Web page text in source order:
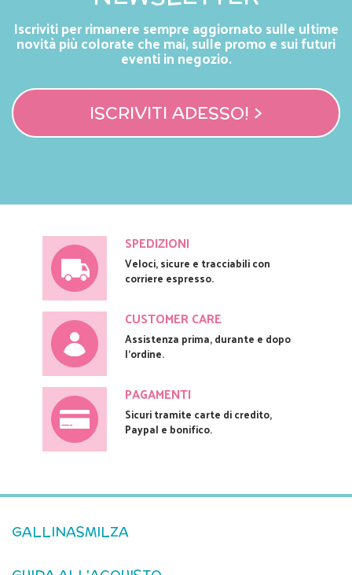
Iscriviti per rimanere sempre aggiornato sulle ultime
novità più colorate che mai, sulle promo e sui futuri
eventi in negozio.
ISCRIVITI ADESSO! >
SPEDIZIONI
Veloci, sicure e tracciabili con
corriere espresso.
CUSTOMER CARE
Assistenza prima, durante e dopo
l'ordine.
PAGAMENTI
Sicuri tramite carte di credito,
Paypal e bonifico.
GALLINASMILZA